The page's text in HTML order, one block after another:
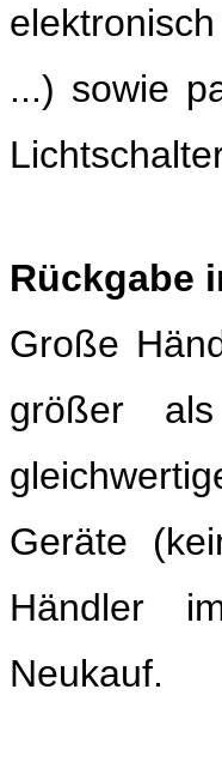
...) sowie
Rückgabe
Große
größer
Geräte
Händler
Neukauf.